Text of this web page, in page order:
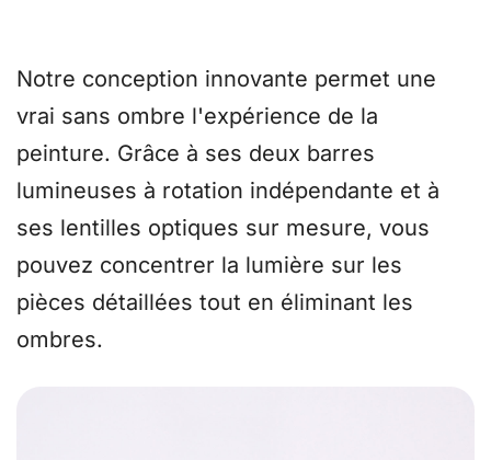
Notre conception innovante permet une
vrai sans ombre l'expérience de la
peinture. Grâce à ses deux barres
lumineuses à rotation indépendante et à
ses lentilles optiques sur mesure, vous
pouvez concentrer la lumière sur les
pièces détaillées tout en éliminant les
ombres.